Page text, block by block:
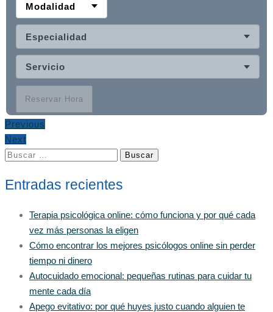
Modalidad
Especialidad
Servicio
Reservar Hora
Previous
Next
Buscar:
Entradas recientes
Terapia psicológica online: cómo funciona y por qué cada
vez más personas la eligen
Cómo encontrar los mejores psicólogos online sin perder
tiempo ni dinero
Autocuidado emocional: pequeñas rutinas para cuidar tu
mente cada día
Apego evitativo: por qué huyes justo cuando alguien te